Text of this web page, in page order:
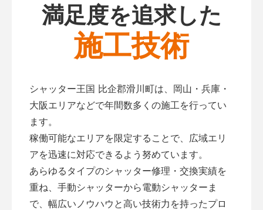
満足度を追求した
施工技術
シャッター王国 比企郡滑川町は、岡山・兵庫・
大阪エリアなどで年間数多くの施工を行ってい
ます。
稼働可能なエリアを限定することで、広域エリ
アを迅速に対応できるよう努めています。
あらゆるタイプのシャッター修理・交換実績を
重ね、手動シャッターから電動シャッターま
で、幅広いノウハウと高い技術力を持ったプロ